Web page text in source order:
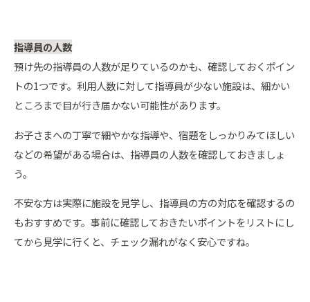
指導員の人数
預け先の指導員の人数が足りているのかも、確認しておくポイン
トの1つです。利用人数に対して指導員が少ない施設は、細かい
ところまで目が行き届かない可能性があります。
お子さまへの丁寧で細やかな指導や、宿題をしっかりみてほしい
などの希望がある場合は、指導員の人数を確認しておきましょ
う。
不安な方は実際に施設を見学し、指導員の方の対応を確認するの
もおすすめです。事前に確認しておきたいポイントをリストにし
てから見学に行くと、チェック漏れがなく安心ですね。